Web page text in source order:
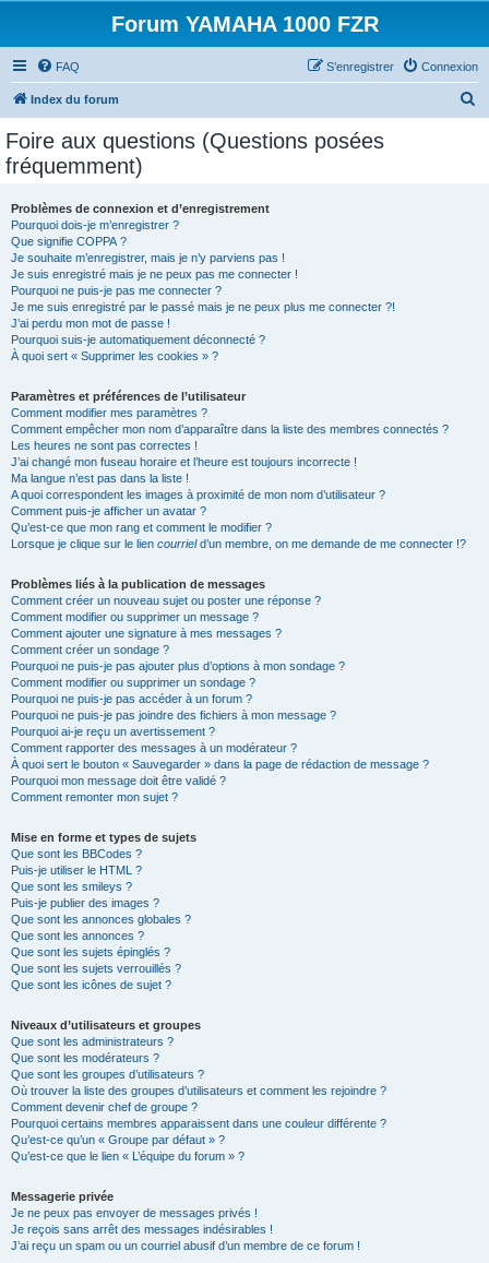
Forum YAMAHA 1000 FZR
FAQ Connexion
S’enregistrer
Index du forum
Foire aux questions (Questions posées
fréquemment)
Problèmes de connexion et d’enregistrement
Pourquoi dois-je m’enregistrer ?
Que signifie COPPA ?
Je souhaite m’enregistrer, mais je n’y parviens pas !
Je suis enregistré mais je ne peux pas me connecter !
Pourquoi ne puis-je pas me connecter ?
Je me suis enregistré par le passé mais je ne peux plus me connecter ?!
J’ai perdu mon mot de passe !
Pourquoi suis-je automatiquement déconnecté ?
À quoi sert « Supprimer les cookies » ?
Paramètres et préférences de l’utilisateur
Comment modifier mes paramètres ?
Comment empêcher mon nom d’apparaître dans la liste des membres connectés ?
Les heures ne sont pas correctes !
J’ai changé mon fuseau horaire et l’heure est toujours incorrecte !
Ma langue n’est pas dans la liste !
A quoi correspondent les images à proximité de mon nom d’utilisateur ?
Comment puis-je afficher un avatar ?
Qu’est-ce que mon rang et comment le modifier ?
Lorsque je clique sur le lien courrield’un membre, on me demande de me connecter !?
Problèmes liés à la publication de messages
Comment créer un nouveau sujet ou poster une réponse ?
Comment modifier ou supprimer un message ?
Comment ajouter une signature à mes messages ?
Comment créer un sondage ?
Pourquoi ne puis-je pas ajouter plus d’options à mon sondage ?
Comment modifier ou supprimer un sondage ?
Pourquoi ne puis-je pas accéder à un forum ?
Pourquoi ne puis-je pas joindre des fichiers à mon message ?
Pourquoi ai-je reçu un avertissement ?
Comment rapporter des messages à un modérateur ?
À quoi sert le bouton « Sauvegarder » dans la page de rédaction de message ?
Pourquoi mon message doit être validé ?
Comment remonter mon sujet ?
Mise en forme et types de sujets
Que sont les BBCodes ?
Puis-je utiliser le HTML ?
Que sont les smileys ?
Puis-je publier des images ?
Que sont les annonces globales ?
Que sont les annonces ?
Que sont les sujets épinglés ?
Que sont les sujets verrouillés ?
Que sont les icônes de sujet ?
Niveaux d’utilisateurs et groupes
Que sont les administrateurs ?
Que sont les modérateurs ?
Que sont les groupes d’utilisateurs ?
Où trouver la liste des groupes d’utilisateurs et comment les rejoindre ?
Comment devenir chef de groupe ?
Pourquoi certains membres apparaissent dans une couleur différente ?
Qu’est-ce qu’un « Groupe par défaut » ?
Qu’est-ce que le lien « L’équipe du forum » ?
Messagerie privée
Je ne peux pas envoyer de messages privés !
Je reçois sans arrêt des messages indésirables !
J’ai reçu un spam ou un courriel abusif d’un membre de ce forum !